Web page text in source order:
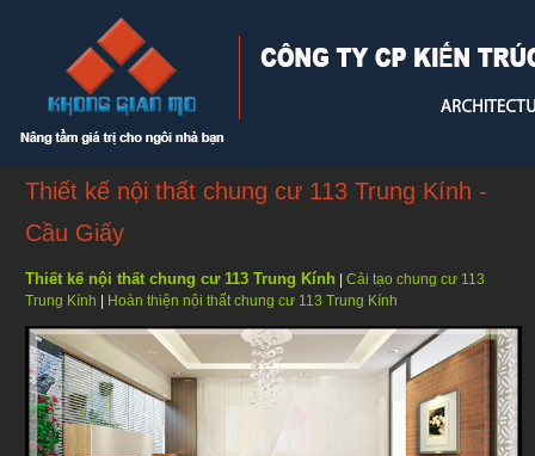
Thiết kế nội thất chung cư 113 Trung Kính -
Cầu Giấy
Thiết kế nội thất chung cư 113 Trung Kính
Cải tạo chung cư 113
Trung Kính
Hoàn thiện nội thất chung cư 113 Trung Kính